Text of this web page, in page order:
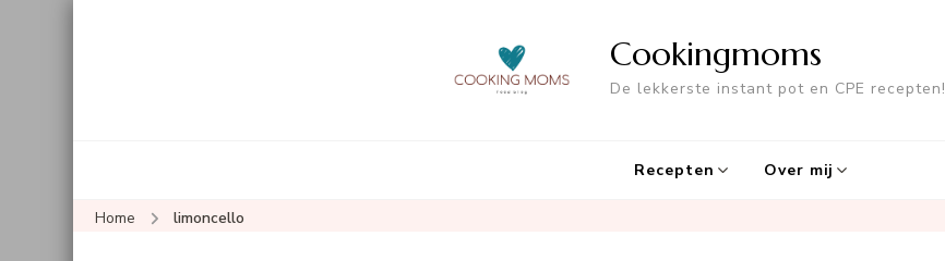
Cookingmoms
De lekkerste instant pot en CPE recepten!
Recepten Over mij
Home limoncello